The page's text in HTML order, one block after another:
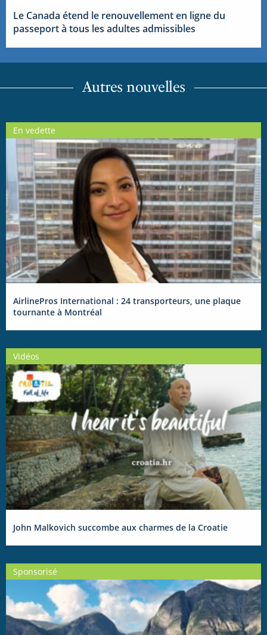
Le Canada étend le renouvellement en ligne du
passeport à tous les adultes admissibles
Autres nouvelles
En vedette
AirlinePros International : 24 transporteurs, une plaque
tournante à Montréal
Vidéos
John Malkovich succombe aux charmes de la Croatie
Sponsorisé